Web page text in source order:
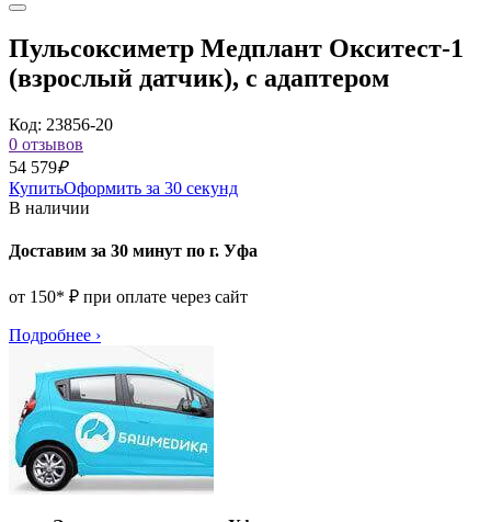
Пульсоксиметр Медплант Окситест-1
(взрослый датчик), с адаптером
Код: 23856-20
0 отзывов
54 579₽
КупитьОформить за 30 секунд
В наличии
Доставим за 30 минут по г. Уфа
от 150* ₽ при оплате через сайт
Подробнее ›